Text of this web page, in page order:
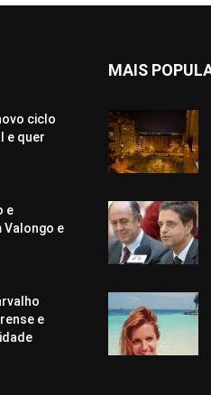
ciclo
e quer
e
Valongo e
e
MAIS